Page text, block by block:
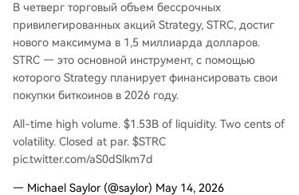
ания для казначейств биткойнов. Цель Strateg
y — сделать этот инструмент крупнейшим кре
дитным инструментом в мире. Эту стратегию
перенимают и другие компании, такие как Stri
ve и японская Metaplanet, которые также испо
льзуют подобные акции для финансирования
покупок биткойнов.
В четверг торговый объем бессрочных
привилегированных акций Strategy, STRC, достиг
нового максимума в 1,5 миллиарда долларов.
STRC — это основной инструмент, с помощью
которого Strategy планирует финансировать свои
покупки биткоинов в 2026 году.
All-time high volume. $1.53B of liquidity. Two cents of
volatility. Closed at par. $STRC
pic.twitter.com/aS0dSlkm7d
— Michael Saylor (@saylor) May 14, 2026